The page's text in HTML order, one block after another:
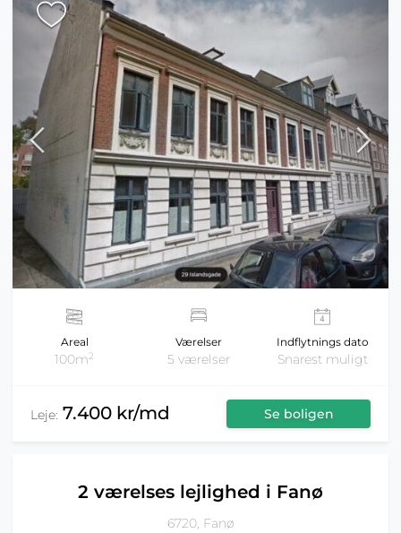
Areal
100m2
Værelser
5 værelser
Indflytnings dato
Snarest muligt
Leje: 7.400 kr/md Se boligen
2 værelses lejlighed i Fanø
6720, Fanø